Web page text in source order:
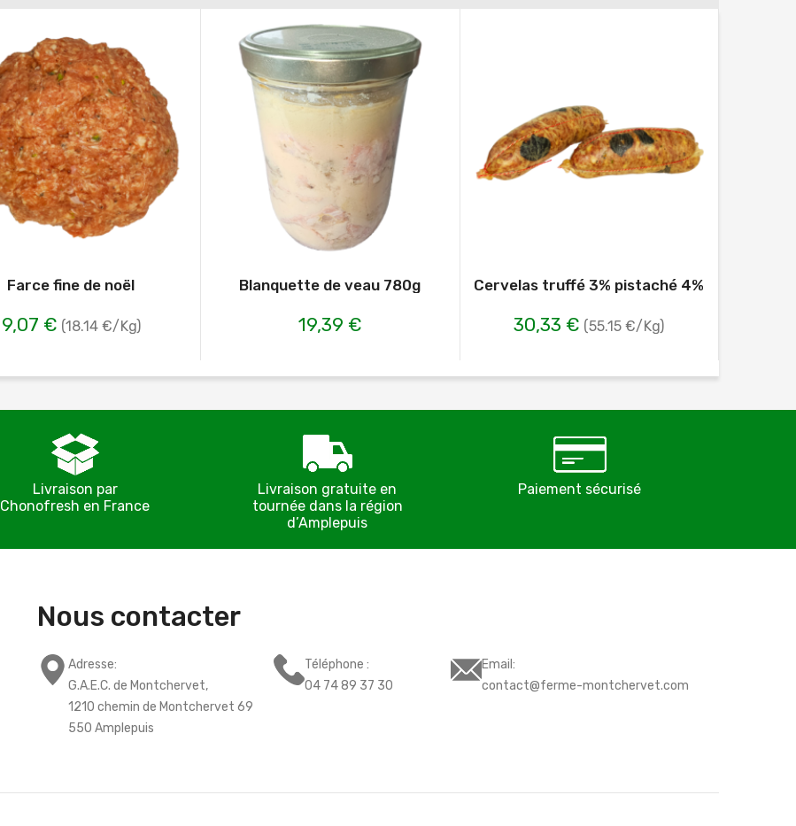
Farce fine de noël
9,07 € (18.14 €/Kg)
Blanquette de veau 780g
19,39 €
Cervelas truffé 3% pistaché 4%
30,33 € (55.15 €/Kg)
Livraison par
Chonofresh en France
Livraison gratuite en
tournée dans la région
d’Amplepuis
Paiement sécurisé
Nous contacter
Adresse:
G.A.E.C. de Montchervet,
1210 chemin de Montchervet 69
550 Amplepuis
Téléphone :
04 74 89 37 30
Email:
contact@ferme-montchervet.com